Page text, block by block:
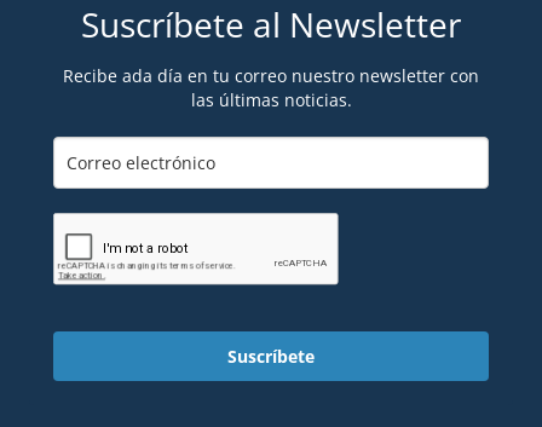
Suscríbete al Newsletter
Recibe ada día en tu correo nuestro newsletter con
las últimas noticias.
Suscríbete